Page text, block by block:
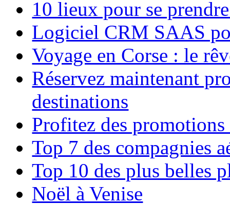
10 lieux pour se
Logiciel CRM SAAS
Voyage en Corse : le
Réservez maintenant
destinations
Profitez des
Top 7 des compagnies
Top 10 des plus belles
Noël à Venise